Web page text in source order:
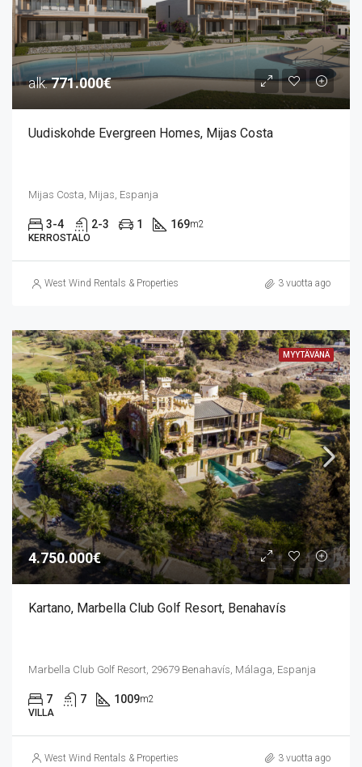
alk.771.000€
Uudiskohde Evergreen Homes, Mijas Costa
Mijas Costa, Mijas, Espanja
3-4 2-3 1 169m2
KERROSTALO
West Wind Rentals & Properties 3 vuotta ago
MYYTÄVÄNÄ
4.750.000€
Kartano, Marbella Club Golf Resort, Benahavís
Marbella Club Golf Resort, 29679 Benahavís, Málaga, Espanja
7 7 1009m2
VILLA
West Wind Rentals & Properties 3 vuotta ago